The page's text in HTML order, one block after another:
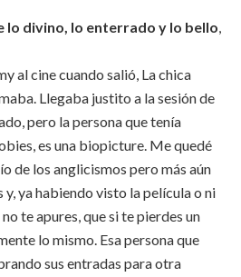
lo divino, lo enterrado y lo bello,
al cine cuando salió, La chica
Llegaba justito a la sesión de
pero la persona que tenía
es una biopicture. Me quedé
de los anglicismos pero más aún
y, ya habiendo visto la película o ni
te apures, que si te pierdes un
lo mismo. Esa persona que
sus entradas para otra